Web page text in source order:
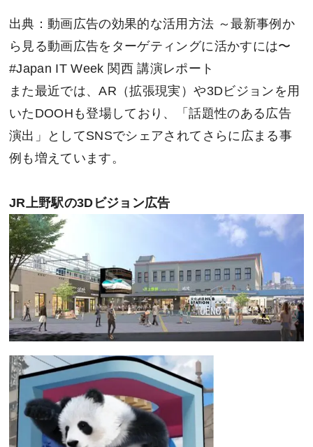
出典：動画広告の効果的な活用方法 ～最新事例か
ら見る動画広告をターゲティングに活かすには〜
#Japan IT Week 関西 講演レポート
また最近では、AR（拡張現実）や3Dビジョンを用
いたDOOHも登場しており、「話題性のある広告
演出」としてSNSでシェアされてさらに広まる事
例も増えています。
JR上野駅の3Dビジョン広告